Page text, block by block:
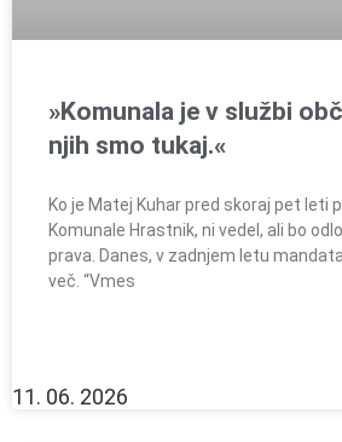
»Komunala je v službi
njih smo tukaj.«
Ko je Matej Kuhar pred skoraj pet leti
Komunale Hrastnik, ni vedel, ali bo
prava. Danes, v zadnjem letu
več. “Vmes
11. 06. 2026